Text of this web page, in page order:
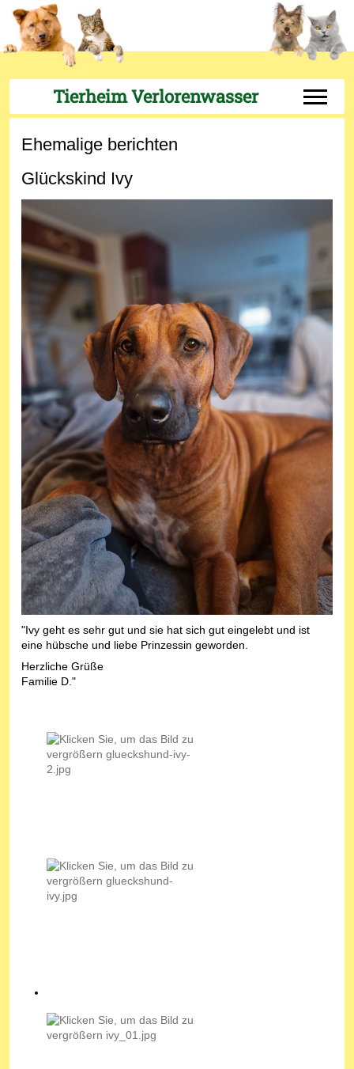
Tierheim Verlorenwasser Off-
Ehemalige berichten
Glückskind Ivy
"Ivy geht es sehr gut und sie hat sich gut eingelebt und ist
eine hübsche und liebe Prinzessin geworden.
Herzliche Grüße
Familie D."